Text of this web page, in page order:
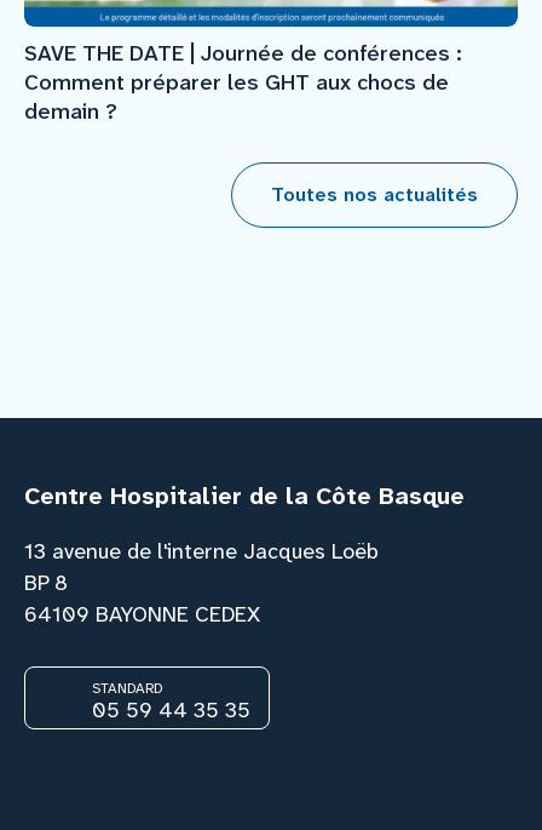
SAVE THE DATE | Journée de conférences :
Comment préparer les GHT aux chocs de
demain ?
Toutes nos actualités
Centre Hospitalier de la Côte Basque
13 avenue de l'interne Jacques Loëb
BP 8
64109 BAYONNE CEDEX
STANDARD
05 59 44 35 35